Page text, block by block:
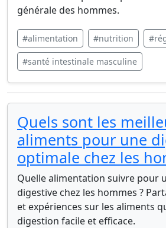
générale des hommes.
#alimentation #nutrition
#santé intestinale masculine
Quels sont les
aliments pour une
optimale chez les
Quelle alimentation suivre pour
digestive chez les hommes ?
et expériences sur les aliments
digestion facile et efficace.